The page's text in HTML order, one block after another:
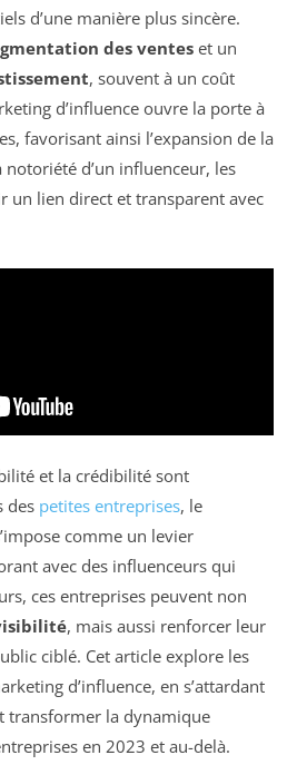
d’une manière plus sincère.
des venteset un
, souvent à un coût
d’influence ouvre la porte à
favorisant ainsi l’expansion de la
d’un influenceur, les
un lien direct et transparent avec
et la crédibilité sont
des petites entreprises, le
comme un levier
avec des influenceurs qui
ces entreprises peuvent non
, mais aussi renforcer leur
ciblé. Cet article explore les
d’influence, en s’attardant
transformer la dynamique
en 2023 et au-delà.